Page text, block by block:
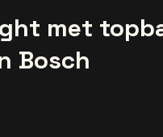
met
Bosch